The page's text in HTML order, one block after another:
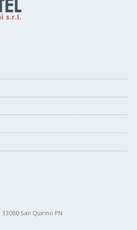
San Quirino PN